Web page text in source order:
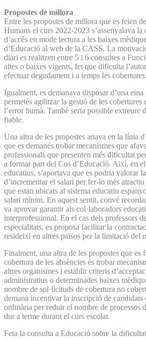
Propostes de millora
Entre les propostes de millora que es feien
Humans el curs 2022-2023 s’assenyalava
d’accés en mode lectura a les baixes
d’Educació al web de la CASS. La
diari es realitzen entre 5 i 6 consultes a
altes o baixes vigents, fet que dificulta
efectuar degudament i a temps les cobertures.
Igualment, es demanava disposar d’una
permetés agilitzar la gestió de les cobertures
l’error humà. També seria possible extreure
fiable.
Una altra de les propostes anava en la línia
que es demanés trobar mecanismes que
professionals que presenten més dificultat
a formar part del Cos d’Educació. Així, en
educatius, s’aportava que es podria valorar
d’incrementar el salari per fer-lo més
que estan ubicats al sistema educatiu
salari mínim. En aquest sentit, convé
va aprovar garantir als col·laboradors
interprofessional. En el cas dels professors
especialitats, es proposa facilitar la
resideixi en altres països per la limitació del
Finalment, una altra de les propostes que es
cobertura de les absències és trobar
altres organismes i establir criteris
administratius o determinades baixes
nombre de sol·licituds de cobertura no
demana incentivar la inscripció de candidats
ordinària per reduir el nombre de processos
dur a terme durant el curs escolar.
Feta la consulta a Educació sobre la